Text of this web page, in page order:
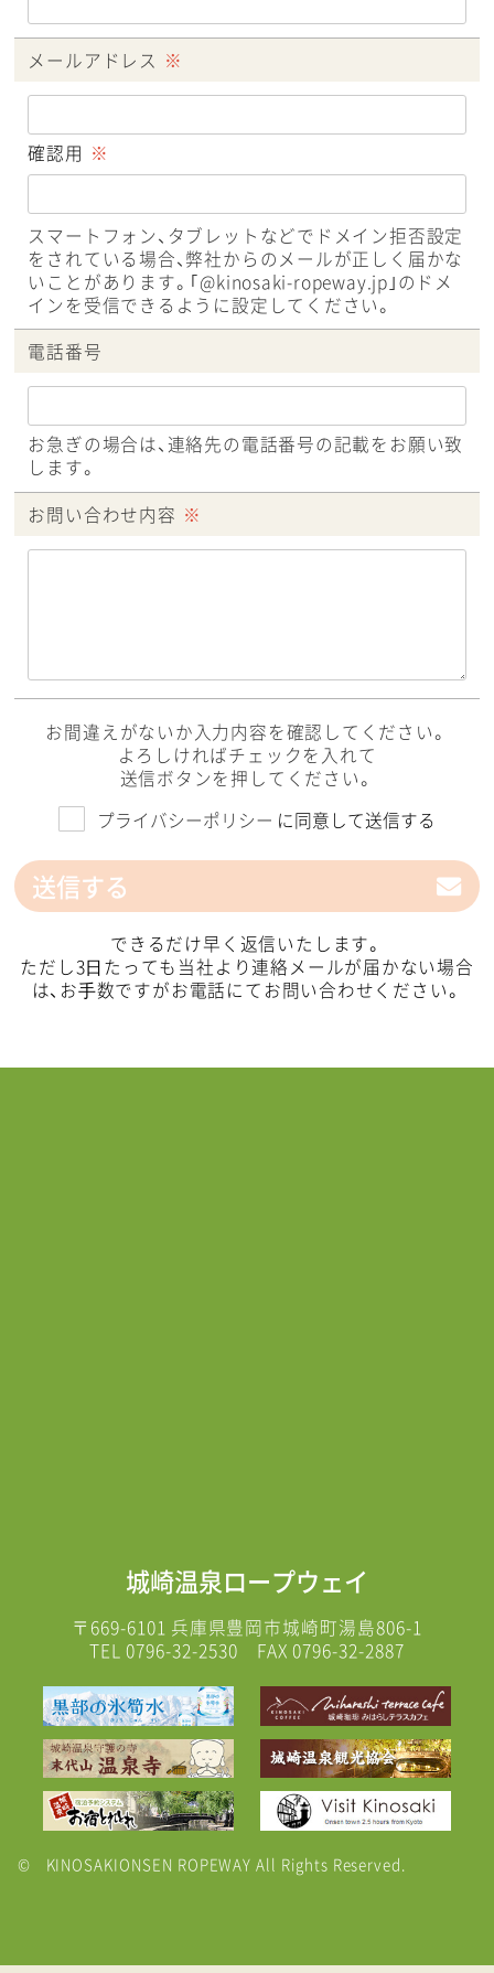
メールアドレス ※
確認用 ※
スマートフォン、タブレットなどでドメイン拒否設定
をされている場合、弊社からのメールが正しく届かな
いことがあります。｢@kinosaki-ropeway.jp｣のドメ
インを受信できるように設定してください。
電話番号
お急ぎの場合は、連絡先の電話番号の記載をお願い致
します。
お問い合わせ内容 ※
お間違えがないか入力内容を確認してください。
よろしければチェックを入れて
送信ボタンを押してください。
プライバシーポリシー に同意して送信する
送信する
できるだけ早く返信いたします。
ただし3⽇たっても当社より連絡メールが届かない場合
は、お⼿数ですがお電話にてお問い合わせください。
城崎温泉ロープウェイ
〒669-6101 兵庫県豊岡市城崎町湯島806-1
TEL0796-32-2530 FAX 0796-32-2887
© KINOSAKIONSEN ROPEWAY All Rights Reserved.